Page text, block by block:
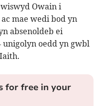
Owain i
mae wedi bod yn
absenoldeb ei
unigolyn oedd yn gwbl
for free in your